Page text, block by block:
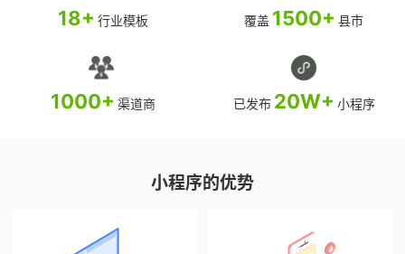
18+ 行业模板 覆盖 1500+ 县市
1000+ 渠道商 已发布 20W+ 小程序
小程序的优势